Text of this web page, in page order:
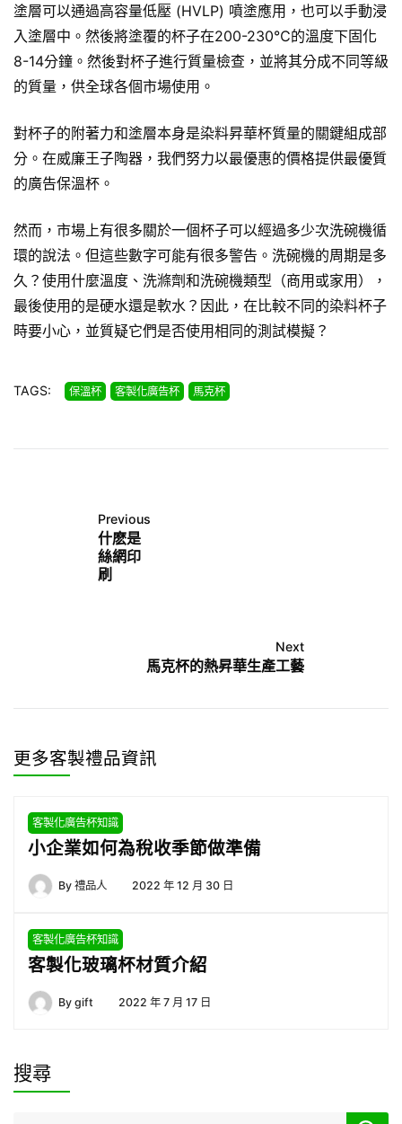
塗層可以通過高容量低壓 (HVLP) 噴塗應用，也可以手動浸
入塗層中。然後將塗覆的杯子在200-230℃的溫度下固化
8-14分鐘。然後對杯子進行質量檢查，並將其分成不同等級
的質量，供全球各個市場使用。
對杯子的附著力和塗層本身是染料昇華杯質量的關鍵組成部
分。在威廉王子陶器，我們努力以最優惠的價格提供最優質
的廣告保溫杯 。
然而，市場上有很多關於一個杯子可以經過多少次洗碗機循
環的說法。但這些數字可能有很多警告。洗碗機的周期是多
久？使用什麼溫度、洗滌劑和洗碗機類型（商用或家用），
最後使用的是硬水還是軟水？因此，在比較不同的染料杯子
時要小心，並質疑它們是否使用相同的測試模擬？
TAGS: 保溫杯 客製化廣告杯 馬克杯
Previous
什麽是
絲網印
刷
Next
馬克杯的熱昇華生產工藝
更多客製禮品資訊
客製化廣告杯知識
小企業如何為稅收季節做準備
By 禮品人 2022 年 12 月 30 日
客製化廣告杯知識
客製化玻璃杯材質介紹
By gift 2022 年 7 月 17 日
搜尋